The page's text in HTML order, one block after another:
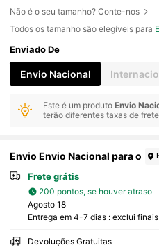
Não é o seu tamanho? Conte-nos
Todos os tamanho são elegíveis para
Enviado De
Envio Nacional
Este é um produtoEnvio
terão diferentes taxas de
Envio Envio Nacional para o
Frete grátis
200 pontos, se houver atraso
Agosto 18
Entrega em 4-7 dias : exclui
Devoluções Gratuitas